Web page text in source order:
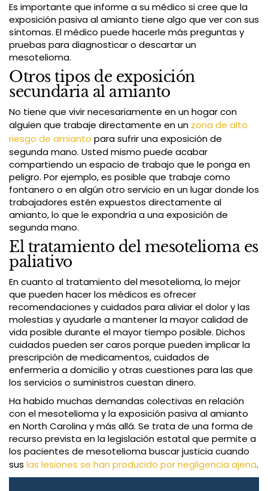
Es importante que informe a su médico si cree que la
exposición pasiva al amianto tiene algo que ver con sus
síntomas. El médico puede hacerle más preguntas y
pruebas para diagnosticar o descartar un
mesotelioma.
Otros tipos de exposición
secundaria al amianto
No tiene que vivir necesariamente en un hogar con
alguien que trabaje directamente en un zona de alto
riesgo de amianto para sufrir una exposición de
segunda mano. Usted mismo puede acabar
compartiendo un espacio de trabajo que le ponga en
peligro. Por ejemplo, es posible que trabaje como
fontanero o en algún otro servicio en un lugar donde los
trabajadores estén expuestos directamente al
amianto, lo que le expondría a una exposición de
segunda mano.
El tratamiento del mesotelioma es
paliativo
En cuanto al tratamiento del mesotelioma, lo mejor
que pueden hacer los médicos es ofrecer
recomendaciones y cuidados para aliviar el dolor y las
molestias y ayudarle a mantener la mayor calidad de
vida posible durante el mayor tiempo posible. Dichos
cuidados pueden ser caros porque pueden implicar la
prescripción de medicamentos, cuidados de
enfermería a domicilio y otras cuestiones para las que
los servicios o suministros cuestan dinero.
Ha habido muchas demandas colectivas en relación
con el mesotelioma y la exposición pasiva al amianto
en North Carolina y más allá. Se trata de una forma de
recurso prevista en la legislación estatal que permite a
los pacientes de mesotelioma buscar justicia cuando
sus las lesiones se han producido por negligencia ajena.